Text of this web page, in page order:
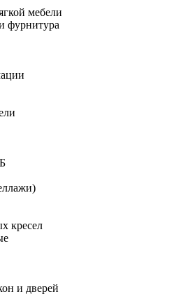
мебели
фурнитура
кресел
и дверей